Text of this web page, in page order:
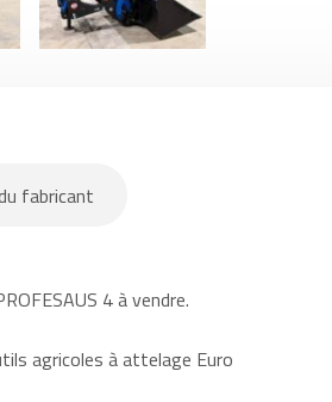
fabricant
4 à vendre.
agricoles à attelage Euro